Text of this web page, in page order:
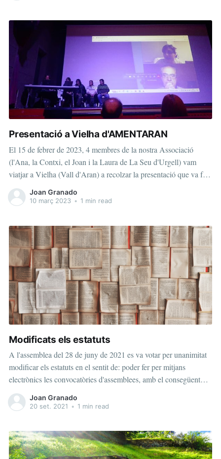
Presentació a Vielha d'AMENTARAN
El 15 de febrer de 2023, 4 membres de la nostra Associació
(l'Ana, la Contxi, el Joan i la Laura de La Seu d'Urgell) vam
viatjar a Vielha (Vall d'Aran) a recolzar la presentació que va fer
l'Olga Serna de l'Espai Situa't a l'Associacion Salut Mentau Aran
creada fa poc
Joan Granado
10 març 2023 • 1 min read
Modificats els estatuts
A l'assemblea del 28 de juny de 2021 es va votar per unanimitat
modificar els estatuts en el sentit de: poder fer per mitjans
electrònics les convocatòries d'assemblees, amb el consegüent
estalvi de temps i diners (fins ara s'havia de fer obligatòriament
per carta)poder fer reunions telemàtiques vàlides els
Joan Granado
20 set. 2021 • 1 min read